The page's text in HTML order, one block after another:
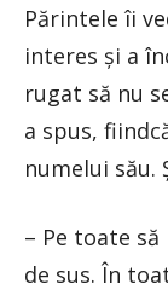
Părintele îi
interes și a
rugat să nu
a spus,
numelui său.
– Pe toate
de sus. În